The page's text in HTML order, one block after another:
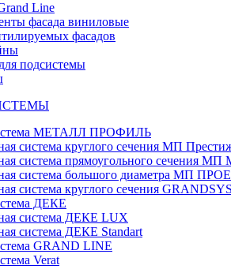
Line
фасада виниловые
фасадов
подсистемы
МЕТАЛЛ ПРОФИЛЬ
система круглого сечения МП
система прямоугольного сечения МП
система большого диаметра МП
система круглого сечения
ДЕКЕ
система ДЕКЕ LUX
система ДЕКЕ Standart
GRAND LINE
Verat